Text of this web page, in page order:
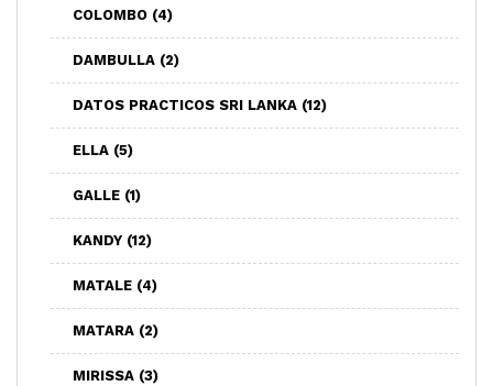
COLOMBO (4)
DAMBULLA (2)
DATOS PRACTICOS SRI LANKA (12)
ELLA (5)
GALLE (1)
KANDY (12)
MATALE (4)
MATARA (2)
MIRISSA (3)